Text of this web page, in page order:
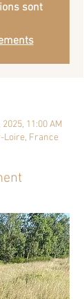
sont
11:00 AM
Loire, France